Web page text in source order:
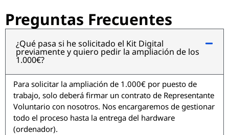
Preguntas Frecuentes
¿Qué pasa si he solicitado el Kit Digital
previamente y quiero pedir la ampliación de los
1.000€?
Para solicitar la ampliación de 1.000€ por puesto de
trabajo, solo deberá firmar un contrato de Representante
Voluntario con nosotros. Nos encargaremos de gestionar
todo el proceso hasta la entrega del hardware
(ordenador).